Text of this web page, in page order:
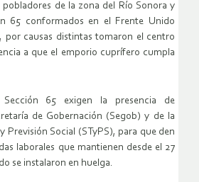
de la zona del Río Sonora y
65 conformados en el Frente Unido
por causas distintas tomaron el centro
a que el emporio cuprífero cumpla
65 exigen la presencia de
de Gobernación (Segob) y de la
Previsión Social (STyPS), para que den
laborales que mantienen desde el 27
se instalaron en huelga.